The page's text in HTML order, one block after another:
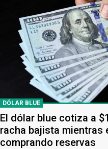
DÓLAR BLUE
El dólar blue cotiza a
racha bajista mientras
comprando reservas